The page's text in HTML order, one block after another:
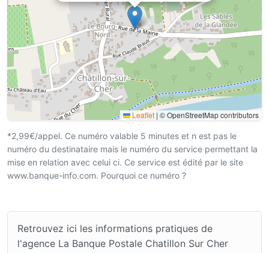
Leaflet | © OpenStreetMap contributors
*2,99€/appel. Ce numéro valable 5 minutes et n est pas le
numéro du destinataire mais le numéro du service permettant la
mise en relation avec celui ci. Ce service est édité par le site
www.banque-info.com. Pourquoi ce numéro ?
Retrouvez ici les informations pratiques de
l'agence La Banque Postale Chatillon Sur Cher